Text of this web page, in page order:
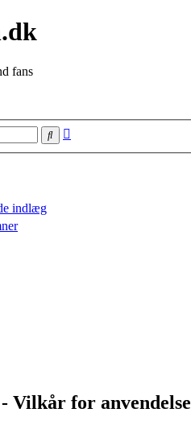
fans
Søg
indlæg
Vilkår for anvendelse